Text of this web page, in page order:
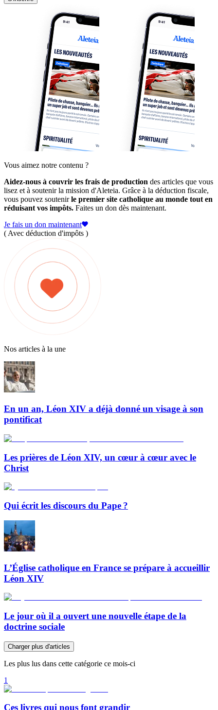
Vous aimez notre contenu ?
Aidez-nous à couvrir les frais de production des articles que vous
lisez et à soutenir la mission d'Aleteia. Grâce à la déduction fiscale,
vous pouvez soutenirle premier site catholique au monde tout en
réduisant vos impôts. Faites un don dès maintenant.
Je fais un don maintenant
( Avec déduction d'impôts )
Nos articles à la une
En un an, Léon XIV a déjà donné un visage à son
pontificat
Les prières de Léon XIV, un cœur à cœur avec le
Christ
Qui écrit les discours du Pape ?
L’Église catholique en France se prépare à accueillir
Léon XIV
Le jour où il a ouvert une nouvelle étape de la
doctrine sociale
Charger plus d'articles
Les plus lus dans cette catégorie ce mois-ci
1
Ces livres qui nous font grandir